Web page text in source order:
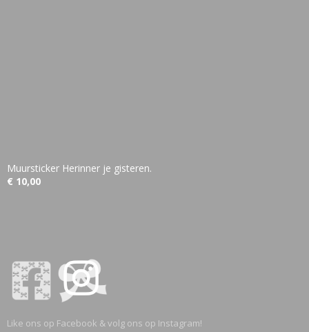
Muursticker Herinner je gisteren.
€ 10,00
Like ons op Facebook & volg ons op Instagram!